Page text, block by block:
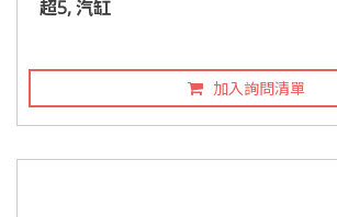
超5, 汽缸
加入詢問清單